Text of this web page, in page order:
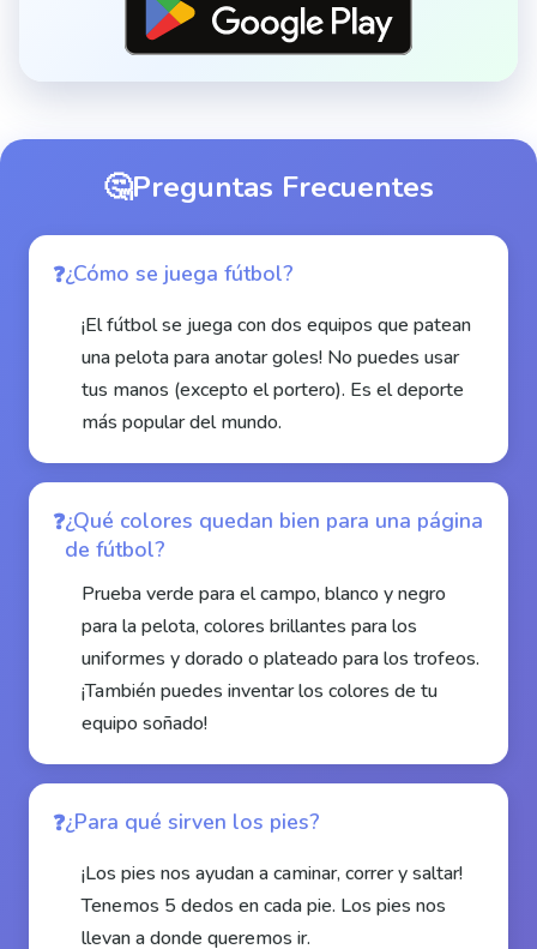
🤔Preguntas Frecuentes
¿Cómo se juega fútbol?
¡El fútbol se juega con dos equipos que patean
una pelota para anotar goles! No puedes usar
tus manos (excepto el portero). Es el deporte
más popular del mundo.
¿Qué colores quedan bien para una página
de fútbol?
Prueba verde para el campo, blanco y negro
para la pelota, colores brillantes para los
uniformes y dorado o plateado para los trofeos.
¡También puedes inventar los colores de tu
equipo soñado!
¿Para qué sirven los pies?
¡Los pies nos ayudan a caminar, correr y saltar!
Tenemos 5 dedos en cada pie. Los pies nos
llevan a donde queremos ir.